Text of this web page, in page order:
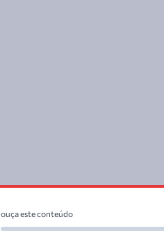
ouça este conteúdo